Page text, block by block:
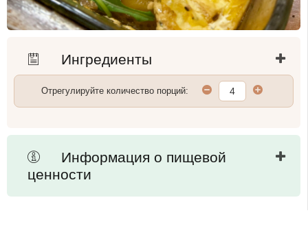
Ингредиенты
Отрегулируйте количество порций:
Информация о пищевой
ценности